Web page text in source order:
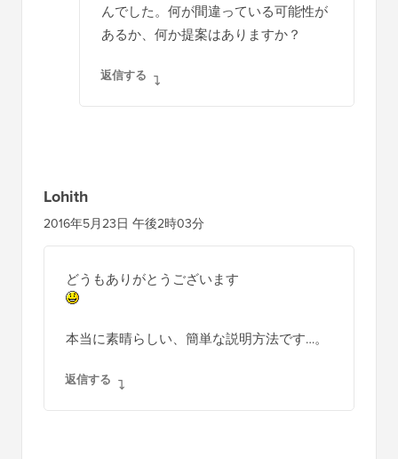
んでした。何が間違っている可能性が
あるか、何か提案はありますか？
返信する
Lohith
2016年5月23日 午後2時03分
どうもありがとうございます
本当に素晴らしい、簡単な説明方法です…。
返信する